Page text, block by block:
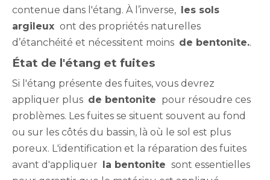
contenue dans l'étang. À l’inverse, les sols
argileux ont des propriétés naturelles
d’étanchéité et nécessitent moins de bentonite..
État de l'étang et fuites
Si l'étang présente des fuites, vous devrez
appliquer plus de bentonite pour résoudre ces
problèmes. Les fuites se situent souvent au fond
ou sur les côtés du bassin, là où le sol est plus
poreux. L'identification et la réparation des fuites
avant d'appliquer la bentonite sont essentielles